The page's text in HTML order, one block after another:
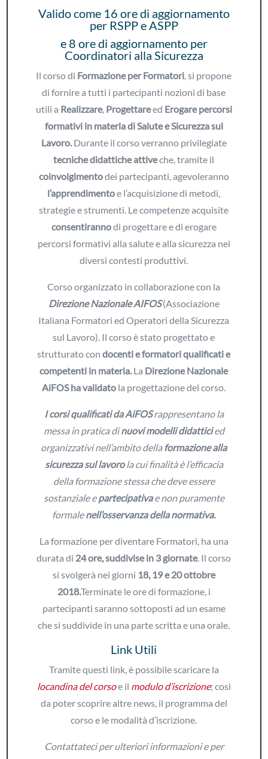
Valido come 16 ore di aggiornamento
per RSPP e ASPP
e 8 ore di aggiornamento per
Coordinatori alla Sicurezza
Il corso di Formazione per Formatori, si propone
di fornire a tutti i partecipanti nozioni di base
utili a Realizzare, Progettareed Erogare percorsi
formativi in materia di Salute e Sicurezza sul
Lavoro.Durante il corso verranno privilegiate
tecniche didattiche attiveche, tramite il
coinvolgimentodei partecipanti, agevoleranno
l’apprendimentoe l’acquisizione di metodi,
strategie e strumenti. Le competenze acquisite
consentirannodi progettare e di erogare
percorsi formativi alla salute e alla sicurezza nei
diversi contesti produttivi.
Corso organizzato in collaborazione con la
Direzione Nazionale AIFOS(Associazione
Italiana Formatori ed Operatori della Sicurezza
sul Lavoro). Il corso è stato progettato e
strutturato condocenti e formatori qualificati e
competenti in materia.La DirezioneNazionale
AiFOS ha validato la progettazione del corso.
I corsi qualificati da AiFOSrappresentano la
messa in pratica dinuovi modelli didatticied
organizzativi nell’ambito dellaformazione alla
sicurezza sul lavorola cui finalità è l’efficacia
della formazione stessa che deve essere
sostanziale epartecipativae non puramente
formalenell’osservanza della normativa.
La formazione per diventare Formatori, ha una
durata di 24 ore, suddivise in 3 giornate. Il corso
si svolgerà nei giorni 18, 19 e 20 ottobre
2018.Terminate le ore di formazione, i
partecipanti saranno sottoposti ad un esame
che si suddivide in una parte scritta e una orale.
Link Utili
Tramite questi link, è possibile scaricare la
locandina del corsoe il modulo d’iscrizione; così
da poter scoprire altre news, il programma del
corso e le modalità d’iscrizione.
Contattateci per ulteriori informazioni e per